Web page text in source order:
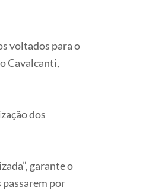
voltados para o
Cavalcanti,
dos
garante o
por